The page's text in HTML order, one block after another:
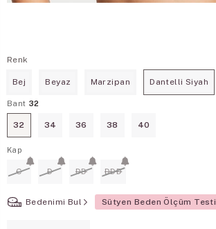
Renk
Bej Beyaz Marzipan Dantelli Siyah
Bant 32
32 34 36 38 40
Kap
C D DD DDD
Bedenimi Bul Sütyen Beden Ölçüm Testi